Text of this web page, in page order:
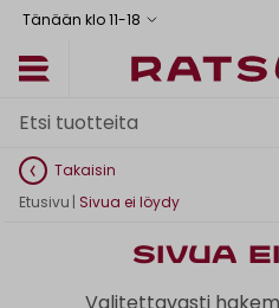
Tänään klo 11-18
Takaisin
Etusivu | Sivua ei löydy
Sivua
Valitettavasti